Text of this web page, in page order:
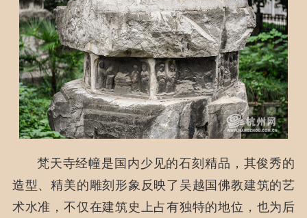
梵天寺经幢是国内少见的石刻精品，其俊秀的
造型、精美的雕刻形象反映了吴越国佛教建筑的艺
术水准，不仅在建筑史上占有独特的地位，也为后